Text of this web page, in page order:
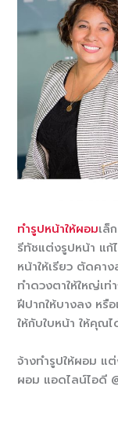
ทำรูปหน้าให้ผอมเล็
รีทัชแต่งรูปหน้า แก้
หน้าให้เรียว ตัดคา
ทำดวงตาให้ใหญ่เ
ฝีปากให้บางลง หรื
ให้กับใบหน้า ให้คุณ
จ้างทำรูปให้ผอม แต่
ผอม แอดไลน์ไอดี